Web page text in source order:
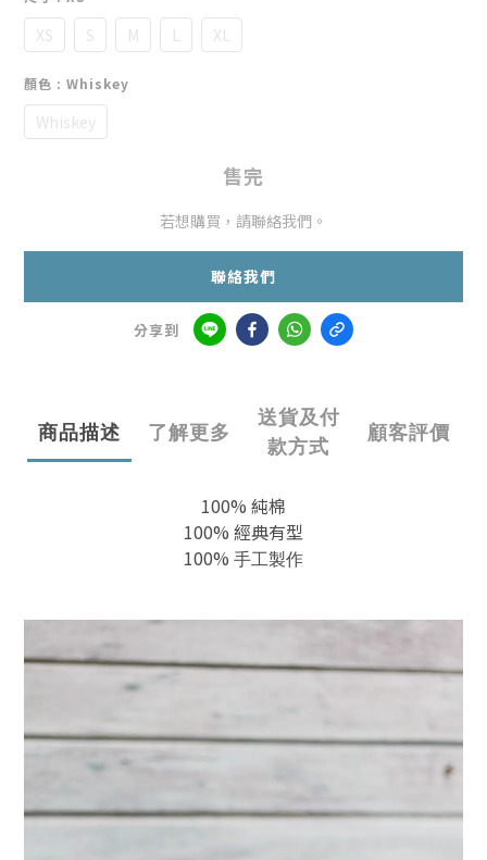
XS S M L XL
顏色 : Whiskey
Whiskey
售完
若想購買，請聯絡我們。
聯絡我們
分享到
商品描述 了解更多
送貨及付
款方式
顧客評價
100% 純棉
100% 經典有型
100% 手工製作